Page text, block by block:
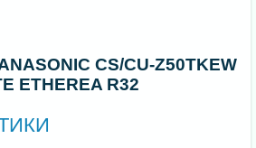
CS/CU-Z50TKEW
ETHEREA R32